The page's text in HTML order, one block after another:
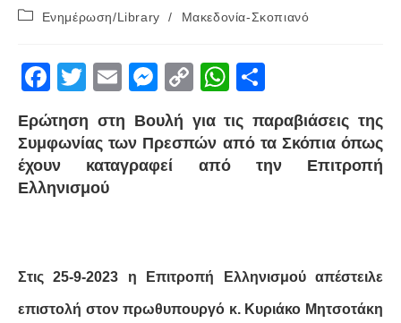
published:
PostΕνημέρωση/Library / Μακεδονία-Σκοπιανό
F
c
e
b
k
T
tt
er
E
ail
M
e
ss
e
C
p
y
W
at
s
ar
e
Ερώτηση στη Βουλή για τις παραβιάσεις της
Συμφωνίας των Πρεσπών από τα Σκόπια όπως
έχουν καταγραφεί από την Επιτροπή
Ελληνισμού
Στις 25-9-2023 η Επιτροπή Ελληνισμού απέστειλε
επιστολή στον πρωθυπουργό κ. Κυριάκο Μητσοτάκη